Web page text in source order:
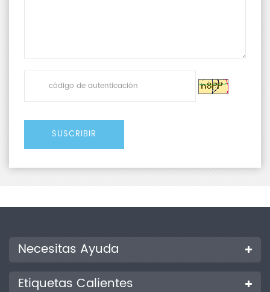
Necesitas Ayuda
Etiquetas Calientes